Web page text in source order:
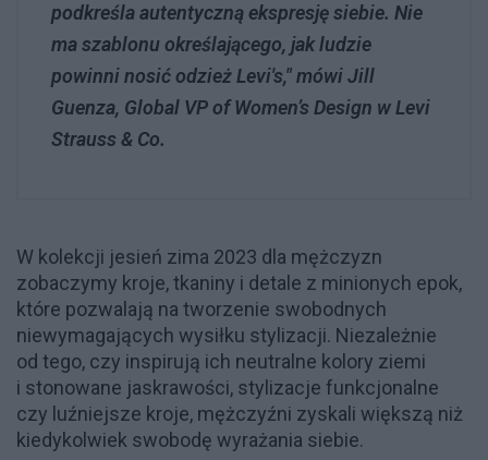
podkreśla autentyczną ekspresję siebie. Nie
ma szablonu określającego, jak ludzie
powinni nosić odzież Levi's," mówi Jill
Guenza, Global VP of Women’s Design w Levi
Strauss & Co.
W kolekcji jesień zima 2023 dla mężczyzn
zobaczymy kroje, tkaniny i detale z minionych epok,
które pozwalają na tworzenie swobodnych
niewymagających wysiłku stylizacji. Niezależnie
od tego, czy inspirują ich neutralne kolory ziemi
i stonowane jaskrawości, stylizacje funkcjonalne
czy luźniejsze kroje, mężczyźni zyskali większą niż
kiedykolwiek swobodę wyrażania siebie.